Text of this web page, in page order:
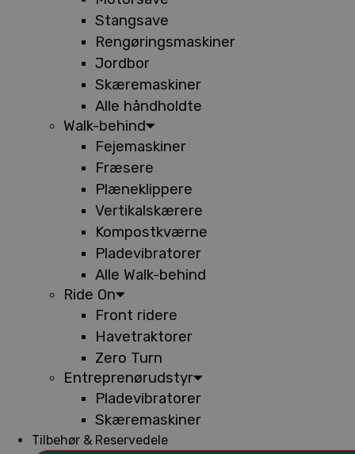
Stangsave
Rengøringsmaskiner
Jordbor
Skæremaskiner
Alle håndholdte
Walk-behind
Fejemaskiner
Fræsere
Plæneklippere
Vertikalskærere
Kompostkværne
Pladevibratorer
Alle Walk-behind
Ride On
Front ridere
Havetraktorer
Zero Turn
Entreprenørudstyr
Pladevibratorer
Skæremaskiner
Tilbehør & Reservedele